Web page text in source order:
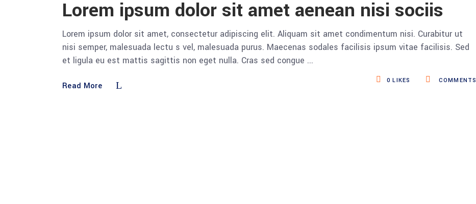
Lorem ipsum dolor sit amet aenean nisi sociis
Lorem ipsum dolor sit amet, consectetur adipiscing elit. Aliquam sit amet condimentum nisi. Curabitur ut
nisi semper, malesuada lectu s vel, malesuada purus. Maecenas sodales facilisis ipsum vitae facilisis. Sed
et ligula eu est mattis sagittis non eget nulla. Cras sed congue
Read More
COMMENTS
0 LIKES